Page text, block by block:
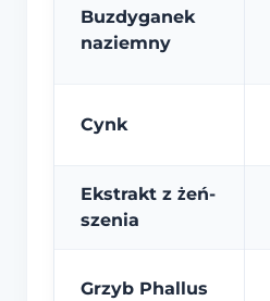
Buzdyganek
naziemny
Cynk
Ekstrakt z żeń-
szenia
Grzyb Phallus